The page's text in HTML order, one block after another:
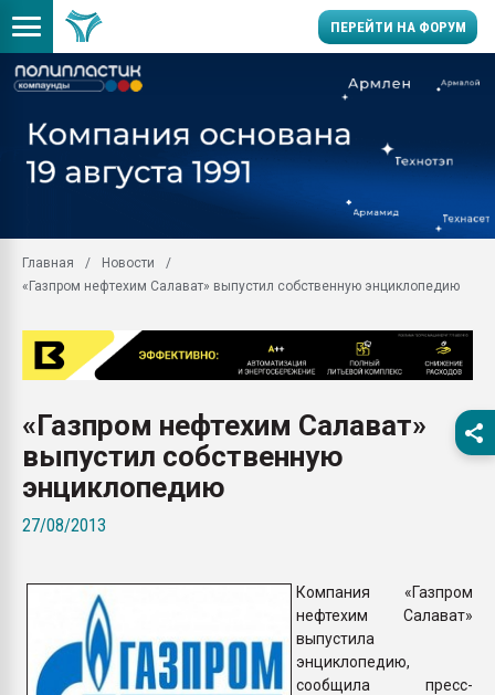
ПЕРЕЙТИ НА ФОРУМ
Вакуум-формовочные
28.07.2026
Всё, что касается
бутылок
Материал поверхности
вакуумного
Главная
Новости
«Газпром нефтехим Салават» выпустил собственную энциклопедию
«Газпром нефтехим Салават»
выпустил собственную
энциклопедию
27/08/2013
Компания «Газпром
нефтехим Салават»
выпустила
энциклопедию,
сообщила пресс-